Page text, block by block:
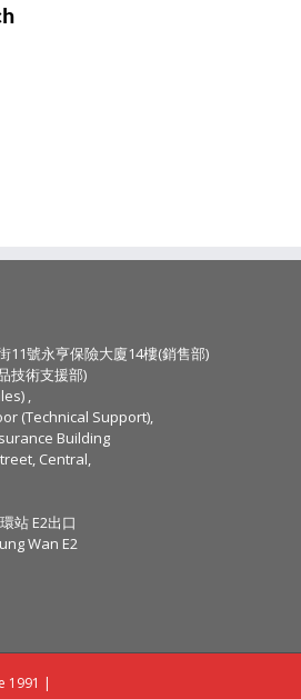
11號永亨保險大廈14樓(銷售部)
技術支援部)
,
(Technical Support),
Building
Central,
站 E2出口
Wan E2
1991 |